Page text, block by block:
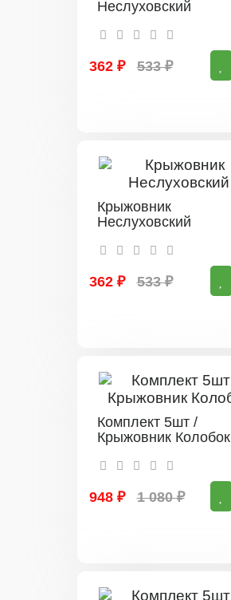
Неслуховский
362 ₽ 533 ₽
Крыжовник
Неслуховский
362 ₽ 533 ₽
Комплект 5шт /
Крыжовник Колобок
948 ₽ 1 080 ₽